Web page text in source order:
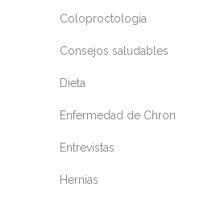
Coloproctología
Consejos saludables
Dieta
Enfermedad de Chron
Entrevistas
Hernias